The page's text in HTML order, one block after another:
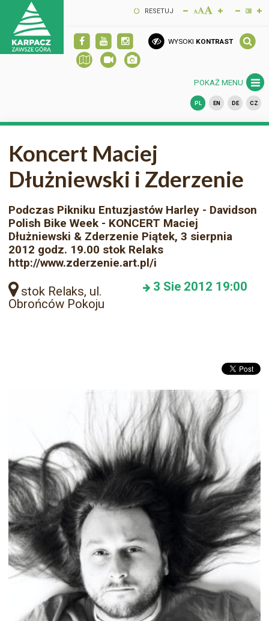
RESETUJ
WYSOKI KONTRAST
POKAŻ MENU
PL EN DE CZ
Koncert Maciej
Dłużniewski i Zderzenie
Podczas Pikniku Entuzjastów Harley - Davidson
Polish Bike Week - KONCERT Maciej
Dłużniewski & Zderzenie Piątek, 3 sierpnia
2012 godz. 19.00 stok Relaks
http://www.zderzenie.art.pl/i
stok Relaks, ul.
Obrońców Pokoju
3 Sie 2012 19:00